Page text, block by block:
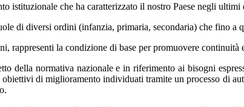
istituzionale che ha caratterizzato il nostro Paese negli ultimi
di diversi ordini (infanzia, primaria, secondaria) che fino a
rappresenti la condizione di base per promuovere continuità
della normativa nazionale e in riferimento ai bisogni
di miglioramento individuati tramite un processo di